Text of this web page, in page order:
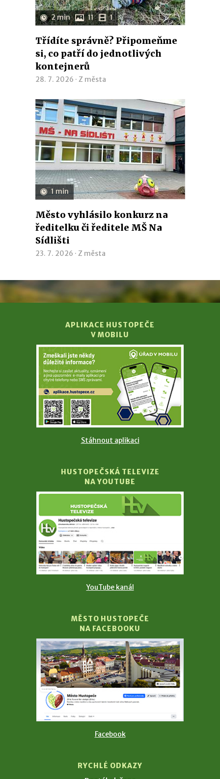
2 min 11 1
Třídíte správně? Připomeňme
si, co patří do jednotlivých
kontejnerů
28. 7. 2026 · Z města
1 min
Město vyhlásilo konkurz na
ředitelku či ředitele MŠ Na
Sídlišti
23. 7. 2026 · Z města
APLIKACE HUSTOPEČE
V MOBILU
Stáhnout aplikaci
HUSTOPEČSKÁ TELEVIZE
NA YOUTUBE
YouTube kanál
MĚSTO HUSTOPEČE
NA FACEBOOKU
Facebook
RYCHLÉ ODKAZY